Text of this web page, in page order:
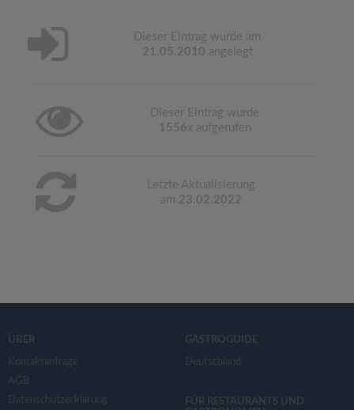
Dieser Eintrag wurde am
21.05.2010 angelegt
Dieser Eintrag wurde
1556x aufgerufen
Letzte Aktualisierung
am 23.02.2022
ÜBER
Kontaktanfrage
AGB
Datenschutzerklärung
GASTROGUIDE
Deutschland
FÜR RESTAURANTS UND